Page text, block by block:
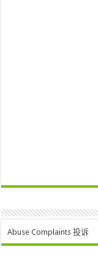
Abuse Complaints 投诉